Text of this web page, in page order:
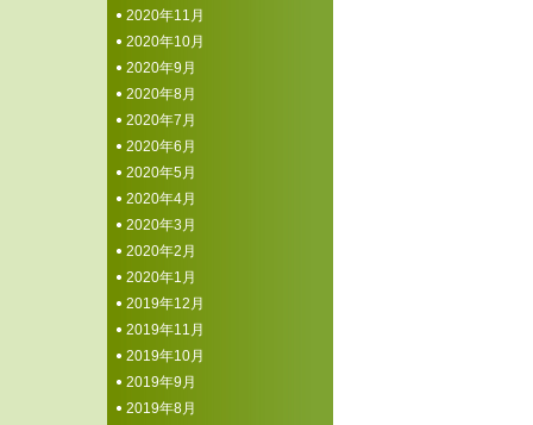
2020年11月
2020年10月
2020年9月
2020年8月
2020年7月
2020年6月
2020年5月
2020年4月
2020年3月
2020年2月
2020年1月
2019年12月
2019年11月
2019年10月
2019年9月
2019年8月